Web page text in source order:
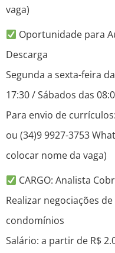
vaga)
Oportunidade para
Descarga
Segunda a sexta-feira
17:30 / Sábados das
Para envio de
ou (34)9 9927-3753
colocar nome da vaga)
CARGO: Analista
Realizar negociações
condomínios
Salário: a partir de R$